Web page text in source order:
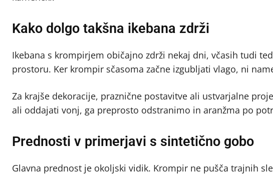
Kako dolgo takšna ikebana zdrži
Ikebana s krompirjem običajno zdrži nekaj dni, včasih tudi
prostoru. Ker krompir sčasoma začne izgubljati vlago, ni
Za krajše dekoracije, praznične postavitve ali ustvarjalne
ali oddajati vonj, ga preprosto odstranimo in aranžma po
Prednosti v primerjavi s sintetično gobo
Glavna prednost je okoljski vidik. Krompir ne pušča trajnih